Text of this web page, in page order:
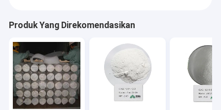
Produk Yang Direkomendasikan